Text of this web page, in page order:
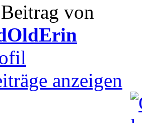
von
anzeigen